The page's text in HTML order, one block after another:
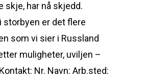
skje, har nå skjedd.
storbyen er det flere
som vi sier i Russland
muligheter, uviljen –
Nr. Navn: Arb.sted: